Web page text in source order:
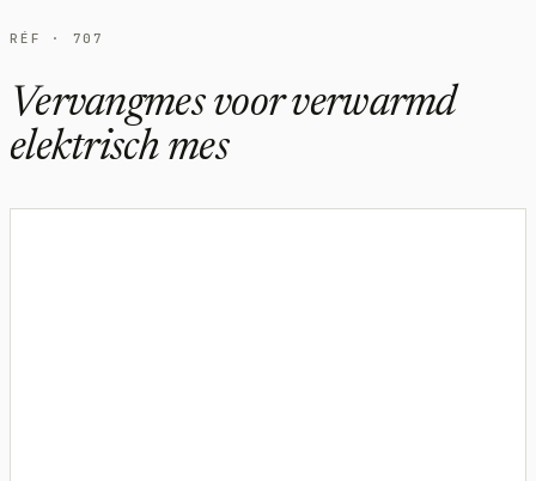
RÉF · 707
Vervangmes voor verwarmd
elektrisch mes